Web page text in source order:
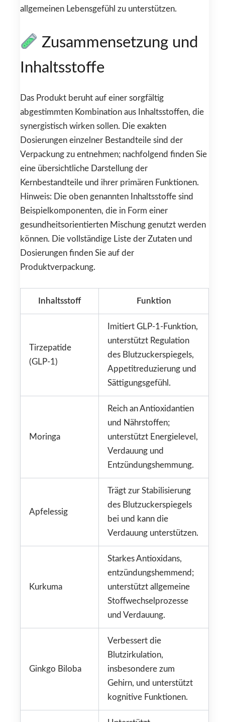
allgemeinen Lebensgefühl zu unterstützen.
Zusammensetzung und
Inhaltsstoffe
Das Produkt beruht auf einer sorgfältig
abgestimmten Kombination aus Inhaltsstoffen, die
synergistisch wirken sollen. Die exakten
Dosierungen einzelner Bestandteile sind der
Verpackung zu entnehmen; nachfolgend finden Sie
eine übersichtliche Darstellung der
Kernbestandteile und ihrer primären Funktionen.
Hinweis: Die oben genannten Inhaltsstoffe sind
Beispielkomponenten, die in Form einer
gesundheitsorientierten Mischung genutzt werden
können. Die vollständige Liste der Zutaten und
Dosierungen finden Sie auf der
Produktverpackung.
Inhaltsstoff Funktion
Tirzepatide
(GLP-1)
Imitiert GLP-1-Funktion,
unterstützt Regulation
des Blutzuckerspiegels,
Appetitreduzierung und
Sättigungsgefühl.
Moringa
Reich an Antioxidantien
und Nährstoffen;
unterstützt Energielevel,
Verdauung und
Entzündungshemmung.
Apfelessig
Trägt zur Stabilisierung
des Blutzuckerspiegels
bei und kann die
Verdauung unterstützen.
Kurkuma
Starkes Antioxidans,
entzündungshemmend;
unterstützt allgemeine
Stoffwechselprozesse
und Verdauung.
Ginkgo Biloba
Verbessert die
Blutzirkulation,
insbesondere zum
Gehirn, und unterstützt
kognitive Funktionen.